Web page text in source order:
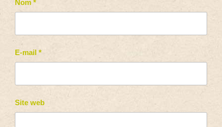
Nom *
E-mail *
Site web